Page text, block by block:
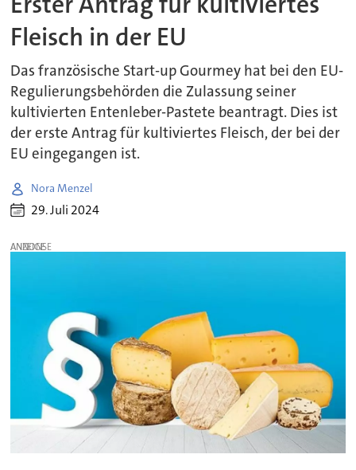
Fleisch in der EU
Das französische Start-up Gourmey hat bei den EU-
Regulierungsbehörden die Zulassung seiner
kultivierten Entenleber-Pastete beantragt. Dies ist
der erste Antrag für kultiviertes Fleisch, der bei der
EU eingegangen ist.
Nora Menzel
29. Juli 2024
ANZEIGE